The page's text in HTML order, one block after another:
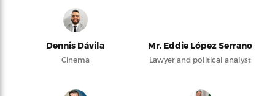
Dennis Dávila
Cinema
Mr. Eddie López Serrano
Lawyer and political analyst